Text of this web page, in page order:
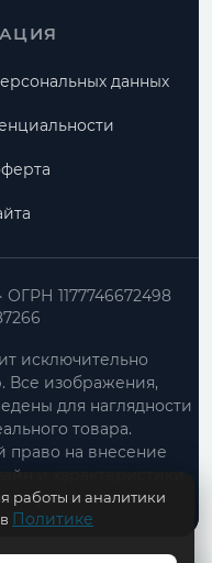
данных
ОГРН 1177746672498
исключительно
Все изображения,
для наглядности
товара.
право на внесение
и характеристики
уведомления.
работы и аналитики
Политике